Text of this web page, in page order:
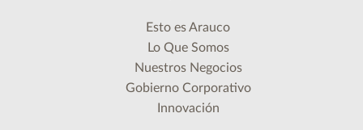
Esto es Arauco
Lo Que Somos
Nuestros Negocios
Gobierno Corporativo
Innovación